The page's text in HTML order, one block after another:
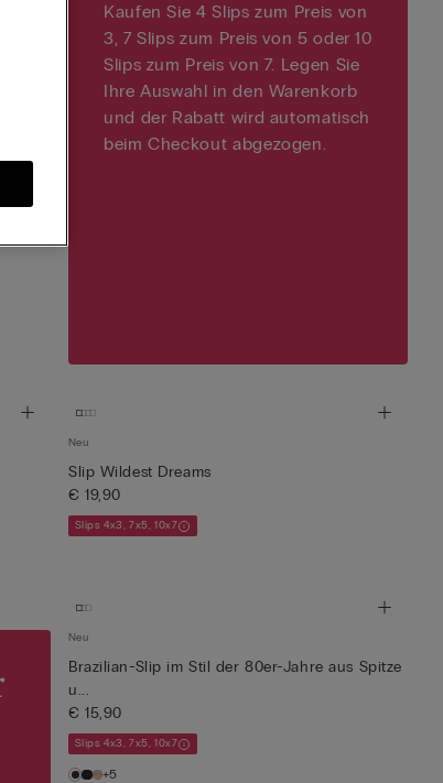
Kaufen Sie 4 Slips zum Preis von
3, 7 Slips zum Preis von 5 oder 10
Slips zum Preis von 7. Legen Sie
Ihre Auswahl in den Warenkorb
und der Rabatt wird automatisch
beim Checkout abgezogen.
Neu
Slip Wildest Dreams
€ 19,90
Slips 4x3, 7x5, 10x7
Neu
Brazilian-Slip im Stil der 80er-Jahre aus Spitze
u...
€ 15,90
Slips 4x3, 7x5, 10x7
+5